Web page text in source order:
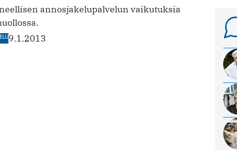
annosjakelupalvelun vaikutuksia
9.1.2013